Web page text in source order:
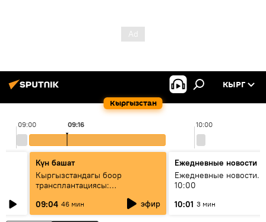
Кыргызстан
КЫРГ
09:00 10:00
09:16
Күн башат
Кыргызстандагы боор
трансплантациясы:
жетишкендиктер жана өнүгүү
келечеги
09:04 46 мин эфир
Ежедневные новости
Ежедневные новости.
10:00
10:01 3 мин